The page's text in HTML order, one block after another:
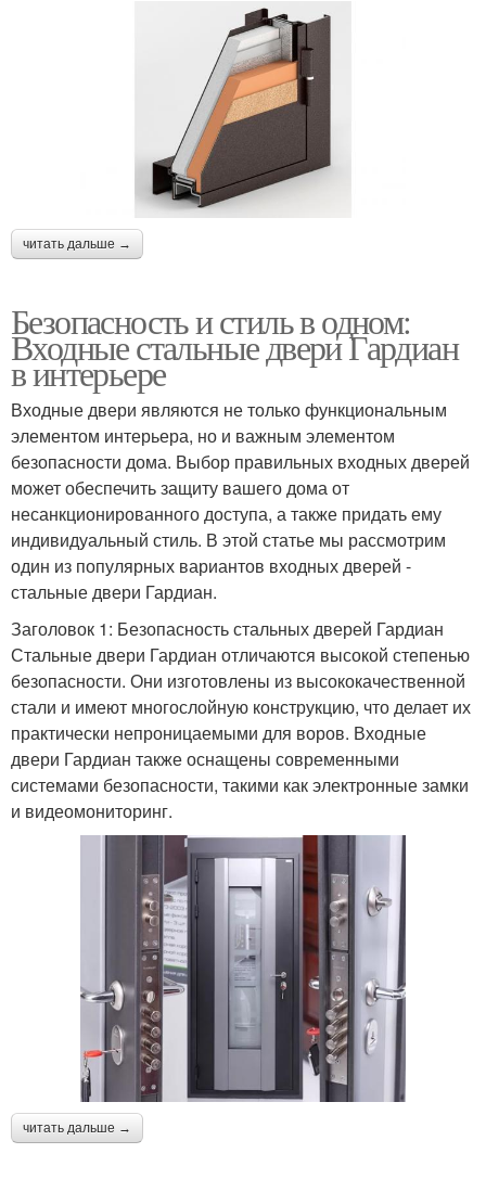
читать дальше →
Безопасность и стиль в одном:
Входные стальные двери Гардиан
в интерьере
Входные двери являются не только функциональным
элементом интерьера, но и важным элементом
безопасности дома. Выбор правильных входных дверей
может обеспечить защиту вашего дома от
несанкционированного доступа, а также придать ему
индивидуальный стиль. В этой статье мы рассмотрим
один из популярных вариантов входных дверей -
стальные двери Гардиан.
Заголовок 1: Безопасность стальных дверей Гардиан
Стальные двери Гардиан отличаются высокой степенью
безопасности. Они изготовлены из высококачественной
стали и имеют многослойную конструкцию, что делает их
практически непроницаемыми для воров. Входные
двери Гардиан также оснащены современными
системами безопасности, такими как электронные замки
и видеомониторинг.
читать дальше →